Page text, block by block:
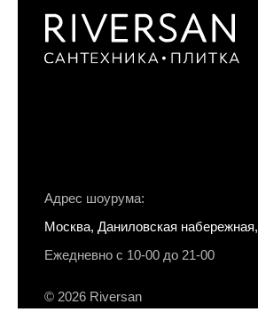
Адрес шоурума:
Москва, Даниловская
Ежедневно с 10-00 до 21-00
© 2026 Riversan